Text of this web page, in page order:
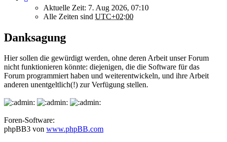
Aktuelle Zeit: 7. Aug 2026, 07:10
Alle Zeiten sind UTC+02:00
Danksagung
Hier sollen die gewürdigt werden, ohne deren Arbeit unser Forum
nicht funktionieren könnte: diejenigen, die die Software für das
Forum programmiert haben und weiterentwickeln, und ihre Arbeit
anderen unentgeltlich(!) zur Verfügung stellen.
Foren-Software:
phpBB3 von www.phpBB.com